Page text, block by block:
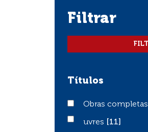
filtrar
Títulos
Obras completas
Obras completas
uvresuvres [11]